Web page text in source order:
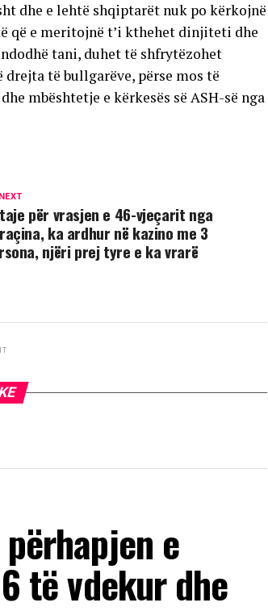
dhe e lehtë shqiptarët nuk po kërkojnë
që e meritojnë t’i kthehet dinjiteti dhe
tani, duhet të shfrytëzohet
të bullgarëve, përse mos të
mbështetje e kërkesës së ASH-së nga
për vrasjen e 46-vjeçarit nga
ka ardhur në kazino me 3
njëri prej tyre e ka vrarë
e
të vdekur dhe